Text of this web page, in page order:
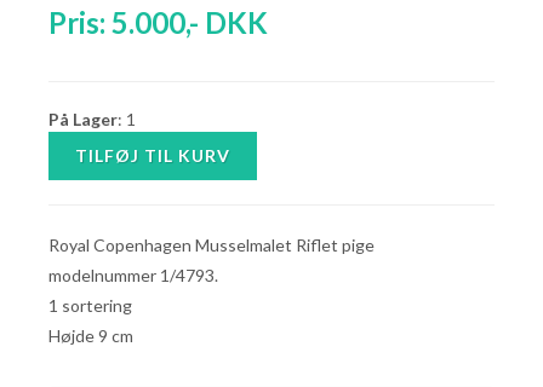
Pris: 5.000,- DKK
På Lager: 1
Royal Copenhagen Musselmalet Riflet pige
modelnummer 1/4793.
1 sortering
Højde 9 cm